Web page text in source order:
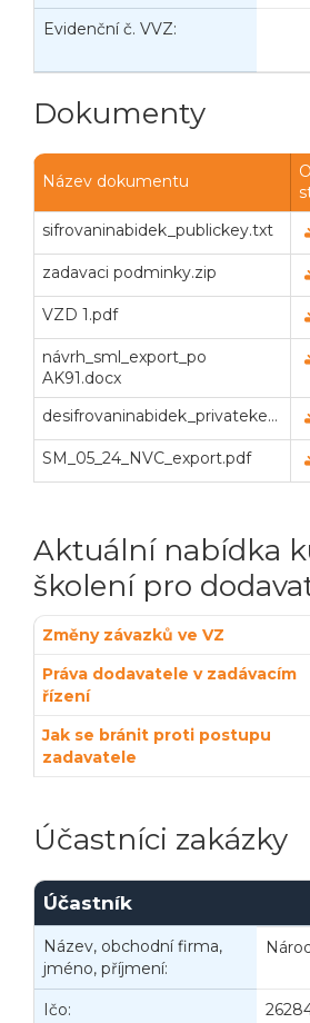
Evidenční č. VVZ:
Dokumenty
Název dokumentu
sifrovaninabidek_publickey.txt
zadavaci podminky.zip
VZD 1.pdf
návrh_sml_export_po
AK91.docx
desifrovaninabidek_privatekey.txt
SM_05_24_NVC_export.pdf
Aktuální nabídka
školení pro
Změny závazků ve VZ
Práva dodavatele v zadávacím
řízení
Jak se bránit proti postupu
zadavatele
Účastníci zakázky
Účastník
Název, obchodní firma,
jméno, příjmení:
Ičo: